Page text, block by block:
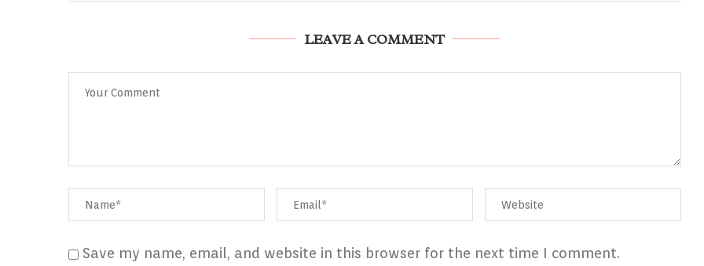
LEAVE A COMMENT
Save my name, email, and website in this browser for the next time I comment.